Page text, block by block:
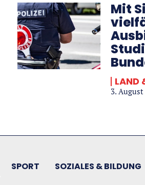
Mit
LAND
3.
SPORT SOZIALES & BILDUNG